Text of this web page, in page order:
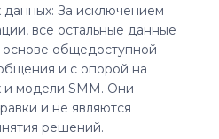
данных: За исключением
все остальные данные
общедоступной
и с опорой на
и модели SMM. Они
и не являются
решений.